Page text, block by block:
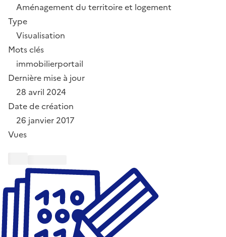
Aménagement du territoire et logement
Type
Visualisation
Mots clés
immobilierportail
Dernière mise à jour
28 avril 2024
Date de création
26 janvier 2017
Vues